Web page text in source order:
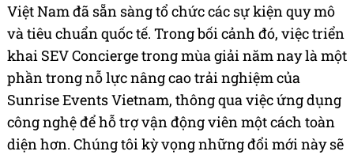
Việt Nam đã sẵn sàng tổ chức các sự kiện quy mô
và tiêu chuẩn quốc tế. Trong bối cảnh đó, việc triển
khai SEV Concierge trong mùa giải năm nay là một
phần trong nỗ lực nâng cao trải nghiệm của
Sunrise Events Vietnam, thông qua việc ứng dụng
công nghệ để hỗ trợ vận động viên một cách toàn
diện hơn. Chúng tôi kỳ vọng những đổi mới này sẽ